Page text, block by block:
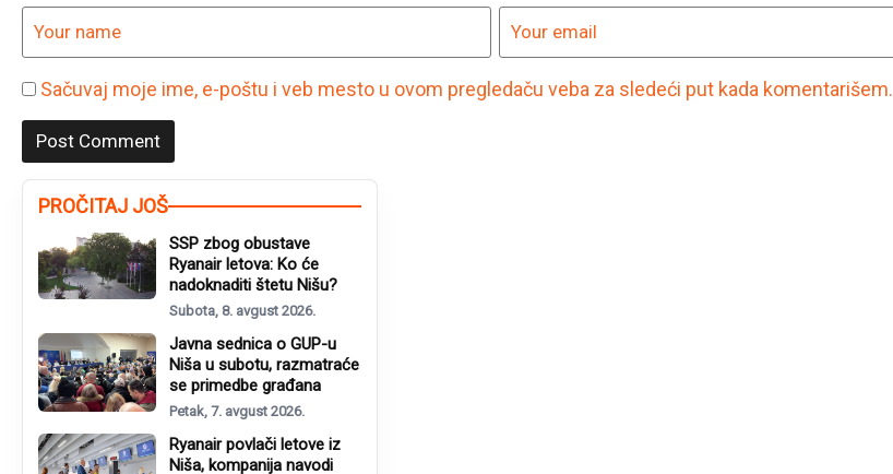
Sačuvaj moje ime, e-poštu i veb mesto u ovom pregledaču veba za sledeći put kada komentarišem.
PROČITAJ JOŠ
SSP zbog obustave
Ryanair letova: Ko će
nadoknaditi štetu Nišu?
Subota, 8. avgust 2026.
Javna sednica o GUP-u
Niša u subotu, razmatraće
se primedbe građana
Petak, 7. avgust 2026.
Ryanair povlači letove iz
Niša, kompanija navodi